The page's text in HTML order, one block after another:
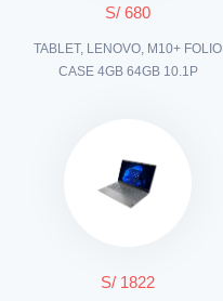
S/ 680
TABLET, LENOVO, M10+ FOLIO
CASE 4GB 64GB 10.1P
S/ 1822